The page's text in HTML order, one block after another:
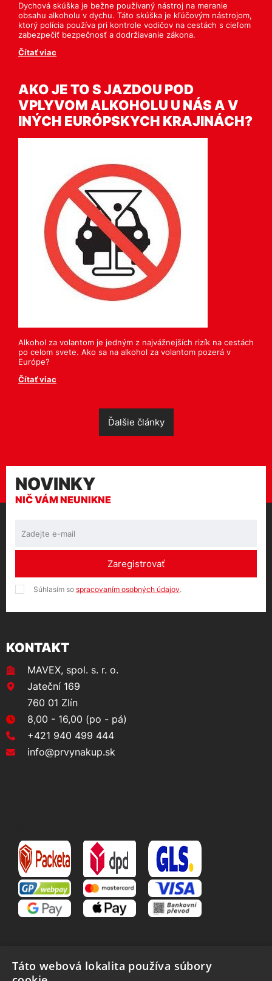
Dychová skúška je bežne používaný nástroj na meranie
obsahu alkoholu v dychu. Táto skúška je kľúčovým nástrojom,
ktorý polícia používa pri kontrole vodičov na cestách s cieľom
zabezpečiť bezpečnosť a dodržiavanie zákona.
Čítať viac
AKO JE TO S JAZDOU POD
VPLYVOM ALKOHOLU U NÁS A V
INÝCH EURÓPSKYCH KRAJINÁCH?
Alkohol za volantom je jedným z najvážnejších rizík na cestách
po celom svete. Ako sa na alkohol za volantom pozerá v
Európe?
Čítať viac
Ďalšie články
NOVINKY
NIČ VÁM NEUNIKNE
Zaregistrovať
Súhlasím so spracovaním osobných údajov.
KONTAKT
MAVEX, spol. s. r. o.
Jateční 169
760 01 Zlín
8,00 - 16,00 (po - pá)
+421 940 499 444
info@prvynakup.sk
Táto webová lokalita používa súbory